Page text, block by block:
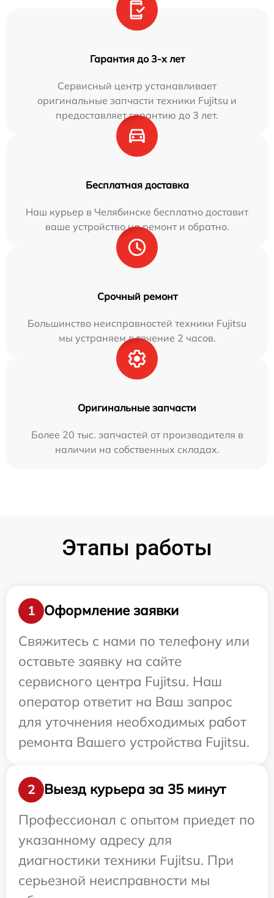
Гарантия до 3-х лет
Сервисный центр устанавливает
оригинальные запчасти техники Fujitsu и
предоставляет гарантию до 3 лет.
Бесплатная доставка
Наш курьер в Челябинске бесплатно доставит
ваше устройство на ремонт и обратно.
Срочный ремонт
Большинство неисправностей техники Fujitsu
мы устраняем в течение 2 часов.
Оригинальные запчасти
Более 20 тыс. запчастей от производителя в
наличии на собственных складах.
Этапы работы
1
Оформление заявки
Свяжитесь с нами по телефону или
оставьте заявку на сайте
сервисного центра Fujitsu. Наш
оператор ответит на Ваш запрос
для уточнения необходимых работ
ремонта Вашего устройства Fujitsu.
2
Выезд курьера за 35 минут
Профессионал с опытом приедет по
указанному адресу для
диагностики техники Fujitsu. При
серьезной неисправности мы